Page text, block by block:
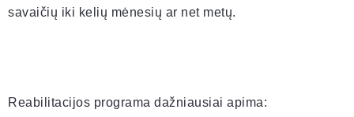
savaičių iki kelių mėnesių ar net metų.
Reabilitacijos programa dažniausiai apima: